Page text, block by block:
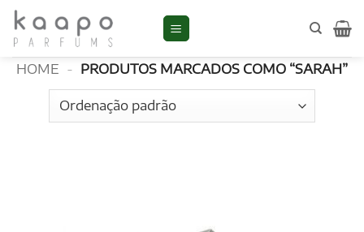
Skip
content
SARAH
HOME - PRODUTOS MARCADOS COMO “SARAH”